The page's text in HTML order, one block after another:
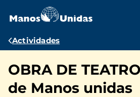
contenido
Ruta
navegación
Actividades
OBRA DE
de Manos unidas